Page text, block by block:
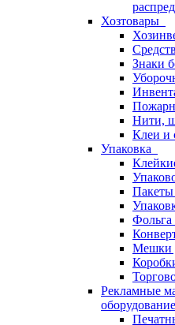
Хозтовары
Знаки
Нити,
Клеи и
Упаковка
Пакеты
Фольга
Мешки
Рекламные
оборудование